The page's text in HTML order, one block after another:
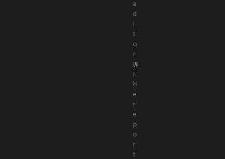
e
d
i
t
o
r
@
t
h
e
r
e
p
o
r
t